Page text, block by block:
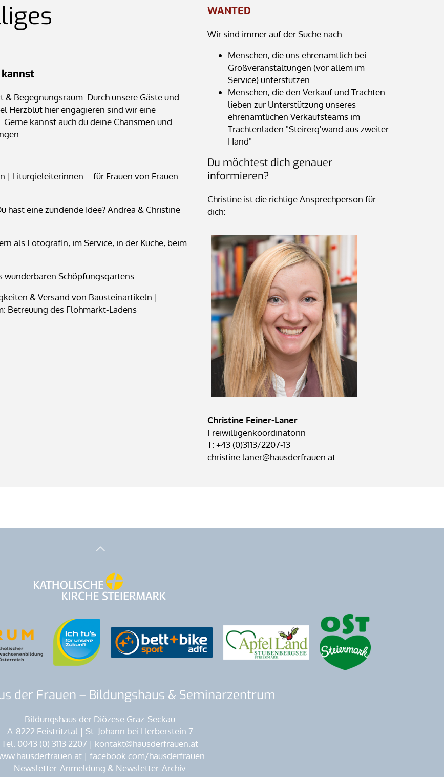
Begegnungsraum. Durch unsere Gäste und
Herzblut hier engagieren sind wir eine
kannst auch du deine Charismen und
| Liturgieleiterinnen – für Frauen von Frauen.
hast eine zündende Idee? Andrea & Christine
als FotografIn, im Service, in der Küche, beim
wunderbaren Schöpfungsgartens
& Versand von Bausteinartikeln |
Betreuung des Flohmarkt-Ladens
WANTED
Wir sind immer auf der Suche nach
Menschen, die uns ehrenamtlich bei
Großveranstaltungen (vor allem im
Service) unterstützen
Menschen, die den Verkauf und Trachten
lieben zur Unterstützung unseres
ehrenamtlichen Verkaufsteams im
Trachtenladen "Steirerg'wand aus zweiter
Hand"
Du möchtest dich genauer
informieren?
Christine ist die richtige Ansprechperson für
dich:
Christine Feiner-Laner
Freiwilligenkoordinatorin
T: +43 (0)3113/2207-13
christine.laner@hausderfrauen.at
der Frauen – Bildungshaus & Seminarzentrum
Bildungshaus der Diözese Graz-Seckau
A-8222 Feistritztal | St. Johann bei Herberstein 7
Tel. 0043 (0) 3113 2207 | kontakt@hausderfrauen.at
| facebook.com/hausderfrauen
Newsletter-Anmeldung & Newsletter-Archiv